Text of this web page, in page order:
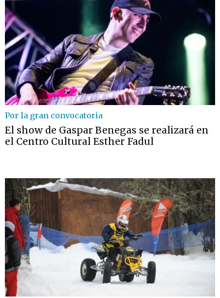
Por la gran convocatoria
El show de Gaspar Benegas se realizará en
el Centro Cultural Esther Fadul